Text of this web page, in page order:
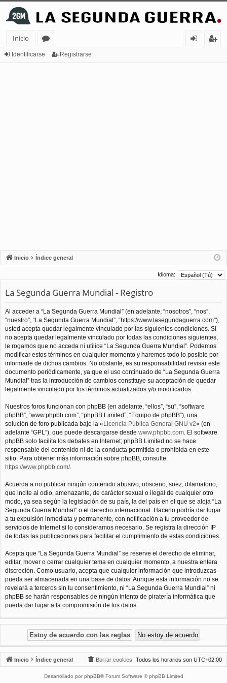
Inicio
or
Identificarse Registrarse
Inicio Índice general
Idioma:
La Segunda Guerra Mundial - Registro
Al acceder a “La Segunda Guerra Mundial” (en adelante, “nosotros”, “nos”,
“nuestro”, “La Segunda Guerra Mundial”, “https://www.lasegundaguerra.com”),
usted acepta quedar legalmente vinculado por las siguientes condiciones. Si
no acepta quedar legalmente vinculado por todas las condiciones siguientes,
le rogamos que no acceda ni utilice “La Segunda Guerra Mundial”. Podemos
modificar estos términos en cualquier momento y haremos todo lo posible por
informarle de dichos cambios. No obstante, es su responsabilidad revisar este
documento periódicamente, ya que el uso continuado de “La Segunda Guerra
Mundial” tras la introducción de cambios constituye su aceptación de quedar
legalmente vinculado por los términos actualizados y/o modificados.
Nuestros foros funcionan con phpBB (en adelante, “ellos”, “su”, “software
phpBB”, “www.phpbb.com”, “phpBB Limited”, “Equipo de phpBB”), una
solución de foro publicada bajo la «Licencia Pública General GNU v2» (en
adelante “GPL”), que puede descargarse desde www.phpbb.com. El software
phpBB solo facilita los debates en Internet; phpBB Limited no se hace
responsable del contenido ni de la conducta permitida o prohibida en este
sitio. Para obtener más información sobre phpBB, consulte:
https://www.phpbb.com/.
Acuerda a no publicar ningún contenido abusivo, obsceno, soez, difamatorio,
que incite al odio, amenazante, de carácter sexual o ilegal de cualquier otro
modo, ya sea según la legislación de su país, la del país en el que se aloja “La
Segunda Guerra Mundial” o el derecho internacional. Hacerlo podría dar lugar
a tu expulsión inmediata y permanente, con notificación a tu proveedor de
servicios de Internet si lo consideramos necesario. Se registra la dirección IP
de todas las publicaciones para facilitar el cumplimiento de estas condiciones.
Acepta que “La Segunda Guerra Mundial” se reserve el derecho de eliminar,
editar, mover o cerrar cualquier tema en cualquier momento, a nuestra entera
discreción. Como usuario, acepta que cualquier información que introduzcas
pueda ser almacenada en una base de datos. Aunque esta información no se
revelará a terceros sin tu consentimiento, ni “La Segunda Guerra Mundial” ni
phpBB se harán responsables de ningún intento de piratería informática que
pueda dar lugar a la compromisión de los datos.
Inicio Índice general Todos los horarios son UTC+02:00
Borrar cookies
Desarrollado por phpBB® Forum Software © phpBB Limited